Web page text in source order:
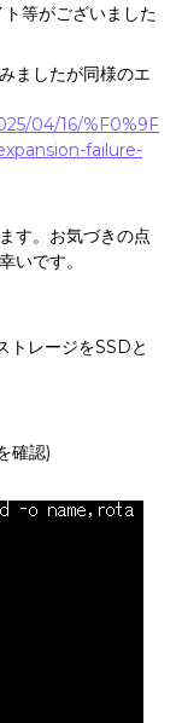
等がございました
ましたが同様のエ
04/16/%F0%9F
failure-
す。お気づきの点
いです。
トレージをSSDと
確認)